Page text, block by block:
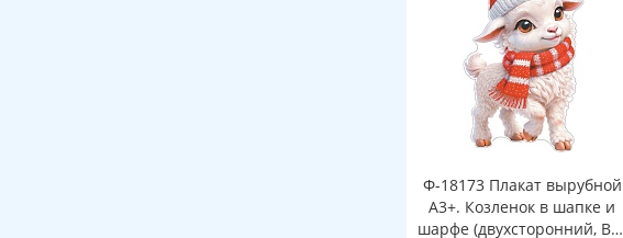
Ф-18173 Плакат вырубной
А3+. Козленок в шапке и
шарфе (двухсторонний, ВД-